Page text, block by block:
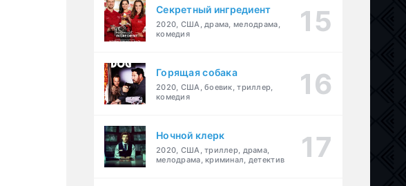
Секретный ингредиент
2020, США, драма, мелодрама,
комедия
Горящая собака
2020, США, боевик, триллер,
комедия
Ночной клерк
2020, США, триллер, драма,
мелодрама, криминал, детектив